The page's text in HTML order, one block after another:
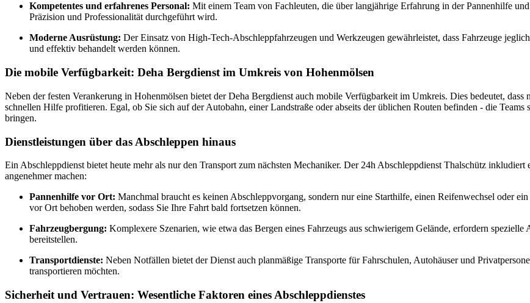
Kompetentes und erfahrenes Personal: Mit einem Team von Fachleuten, die über langjährige Erfahrung in der Pannenhilfe
Präzision und Professionalität durchgeführt wird.
Moderne Ausrüstung: Der Einsatz von High-Tech-Abschleppfahrzeugen und Werkzeugen gewährleistet, dass Fahrzeuge
und effektiv behandelt werden können.
Die mobile Verfügbarkeit: Deha Bergdienst im Umkreis von Hohenmölsen
Neben der festen Verankerung in Hohenmölsen bietet der Deha Bergdienst auch mobile Verfügbarkeit im Umkreis. Dies bedeutet,
schnellen Hilfe profitieren. Egal, ob Sie sich auf der Autobahn, einer Landstraße oder abseits der üblichen Routen befinden - die
bringen.
Dienstleistungen über das Abschleppen hinaus
Ein Abschleppdienst bietet heute mehr als nur den Transport zum nächsten Mechaniker. Der 24h Abschleppdienst Thalschütz inkludiert
angenehmer machen:
Pannenhilfe vor Ort: Manchmal braucht es keinen Abschleppvorgang, sondern nur eine Starthilfe, einen Reifenwechsel oder
vor Ort behoben werden, sodass Sie Ihre Fahrt bald fortsetzen können.
Fahrzeugbergung: Komplexere Szenarien, wie etwa das Bergen eines Fahrzeugs aus schwierigem Gelände, erfordern
bereitstellen.
Transportdienste: Neben Notfällen bietet der Dienst auch planmäßige Transporte für Fahrschulen, Autohäuser und
transportieren möchten.
Sicherheit und Vertrauen: Wesentliche Faktoren eines Abschleppdienstes